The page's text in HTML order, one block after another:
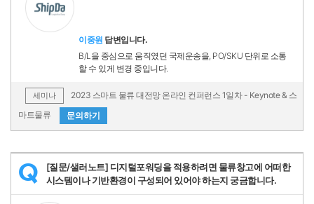
이중원 답변입니다.
B/L을 중심으로 움직였던 국제운송을, PO/SKU 단위로 소통
할 수 있게 변경 중입니다.
세미나
2023 스마트 물류 대전망 온라인 컨퍼런스 1일차 - Keynote & 스
마트물류
문의하기
Q
[질문/샐러노트] 디지털포워딩을 적용하려면 물류창고에 어떠한
시스템이나 기반환경이 구성되어 있어야 하는지 궁금합니다.